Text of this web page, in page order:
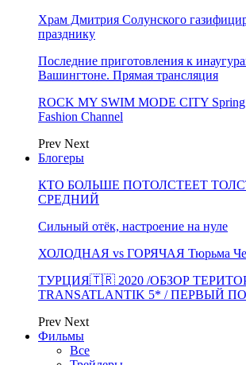
Храм Дмитрия Солунского
празднику
Последние приготовления к
Вашингтоне. Прямая трансляция
ROCK MY SWIM MODE CITY
Fashion Channel
Prev Next
Блогеры
КТО БОЛЬШЕ ПОТОЛСТЕЕТ
СРЕДНИЙ
Сильный отёк, настроение на нуле
ХОЛОДНАЯ vs ГОРЯЧАЯ Тюрьма
ТУРЦИЯ🇹🇷 2020 /ОБЗОР
TRANSATLANTIK 5* / ПЕРВЫЙ
Prev Next
Фильмы
Все